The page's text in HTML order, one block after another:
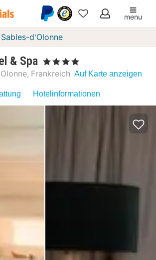
Meine
menu
d'Olonne
& Spa , 4 Sterne
Frankreich Auf Karte anzeigen
Hotelinformationen